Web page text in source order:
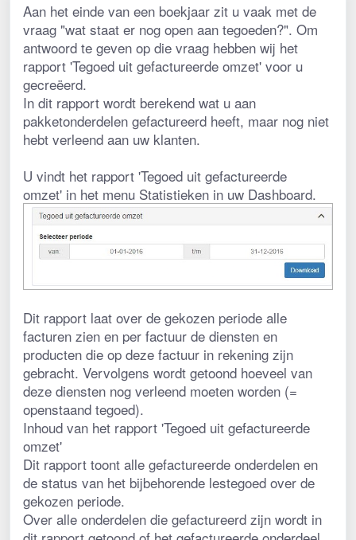
Aan het einde van een boekjaar zit u vaak met de
vraag "wat staat er nog open aan tegoeden?". Om
antwoord te geven op die vraag hebben wij het
rapport 'Tegoed uit gefactureerde omzet' voor u
gecreëerd.
In dit rapport wordt berekend wat u aan
pakketonderdelen gefactureerd heeft, maar nog niet
hebt verleend aan uw klanten.
U vindt het rapport 'Tegoed uit gefactureerde
omzet' in het menu Statistieken in uw Dashboard.
Dit rapport laat over de gekozen periode alle
facturen zien en per factuur de diensten en
producten die op deze factuur in rekening zijn
gebracht. Vervolgens wordt getoond hoeveel van
deze diensten nog verleend moeten worden (=
openstaand tegoed).
Inhoud van het rapport 'Tegoed uit gefactureerde
omzet'
Dit rapport toont alle gefactureerde onderdelen en
de status van het bijbehorende lestegoed over de
gekozen periode.
Over alle onderdelen die gefactureerd zijn wordt in